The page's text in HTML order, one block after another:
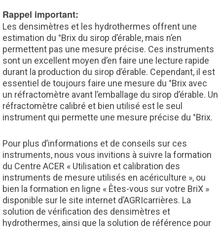
Rappel important:
Les densimètres et les hydrothermes offrent une
estimation du °Brix du sirop d’érable, mais n’en
permettent pas une mesure précise. Ces instruments
sont un excellent moyen d’en faire une lecture rapide
durant la production du sirop d’érable. Cependant, il est
essentiel de toujours faire une mesure du °Brix avec
un réfractomètre avant l’emballage du sirop d’érable. Un
réfractomètre calibré et bien utilisé est le seul
instrument qui permette une mesure précise du °Brix.
Pour plus d’informations et de conseils sur ces
instruments, nous vous invitions à suivre la formation
du Centre ACER « Utilisation et calibration des
instruments de mesure utilisés en acériculture », ou
bien la formation en ligne « Êtes-vous sur votre BriX »
disponible sur le site internet d’AGRIcarrières. La
solution de vérification des densimètres et
hydrothermes, ainsi que la solution de référence pour